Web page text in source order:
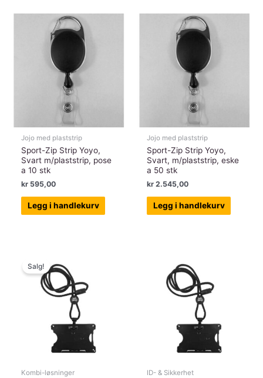
Jojo med plaststrip
Sport-Zip Strip Yoyo,
Svart m/plaststrip, pose
a 10 stk
kr 595,00
Legg i handlekurv
Jojo med plaststrip
Sport-Zip Strip Yoyo,
Svart, m/plaststrip, eske
a 50 stk
kr 2.545,00
Legg i handlekurv
Salg!
Kombi-løsninger ID- & Sikkerhet